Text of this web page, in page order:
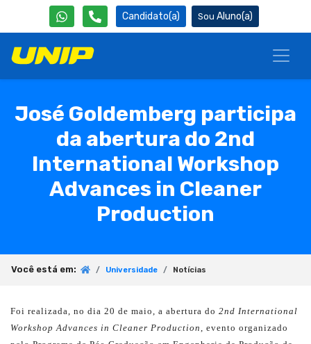
Candidato(a) Aluno(a)
José Goldemberg participa
da abertura do 2nd
International Workshop
Advances in Cleaner
Production
Você está em: Universidade Notícias
Foi realizada, no dia 20 de maio, a abertura do 2nd International
Workshop Advances in Cleaner Production, evento organizado